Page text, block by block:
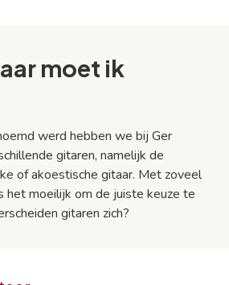
moet ik
werd hebben we bij Ger
gitaren, namelijk de
of akoestische gitaar. Met zoveel
het moeilijk om de juiste keuze te
gitaren zich?